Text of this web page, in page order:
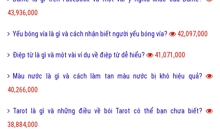
43,936,000
Yếu bóng vía là gì và cách nhận biết người yếu bóng vía? 42,097,000
Điệp từ là gì và một vài ví dụ về điệp từ dễ hiểu? 41,071,000
Màu nước là gì và cách làm tan màu nước bị khô hiệu quả?
40,266,000
Tarot là gì và những điều về bói Tarot có thể bạn chưa biết?
38,884,000